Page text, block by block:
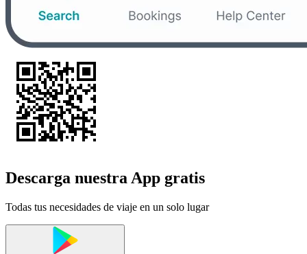
Descarga nuestra App gratis
Todas tus necesidades de viaje en un solo lugar